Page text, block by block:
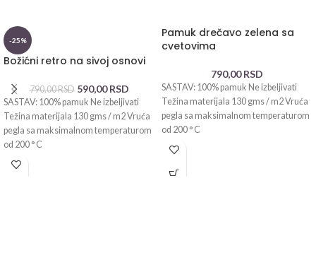
-25%
Božićni retro na sivoj osnovi
790,00RSD 590,00RSD
SASTAV: 100% pamuk Ne izbeljivati
Težina materijala 130 gms / m2 Vruća
pegla sa maksimalnom temperaturom
od 200 ° C
Pamuk drečavo zelena sa
cvetovima
790,00RSD
SASTAV: 100% pamuk Ne izbeljivati
Težina materijala 130 gms / m2 Vruća
pegla sa maksimalnom temperaturom
od 200 ° C